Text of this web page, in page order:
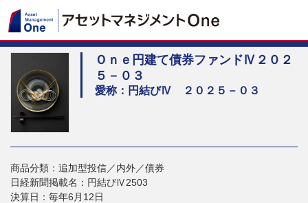
Ｏｎｅ円建て債券ファンドⅣ２０２
５－０３
愛称：円結びⅣ ２０２５－０３
商品分類：追加型投信／内外／債券
日経新聞掲載名：円結びⅣ2503
決算日：毎年6月12日